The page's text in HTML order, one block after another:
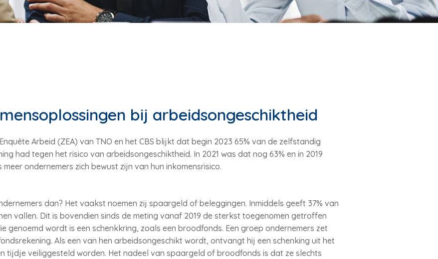
bij arbeidsongeschiktheid
Arbeid (ZEA) van TNO en het CBS blijkt dat begin 2023 65% van de zelfstandig
had tegen het risico van arbeidsongeschiktheid. In 2021 was dat nog 63% en in 2019
ondernemers zich bewust zijn van hun inkomensrisico.
dan? Het vaakst noemen zij spaargeld of beleggingen. Inmiddels geeft 37% van
vallen. Dit is bovendien sinds de meting vanaf 2019 de sterkst toegenomen getroffen
genoemd wordt is een schenkkring, zoals een broodfonds. Een groep ondernemers zet
Als een van hen arbeidsongeschikt wordt, ontvangt hij een schenking uit het
tijdje veiliggesteld worden. Het nadeel van spaargeld of broodfonds is dat ze slechts